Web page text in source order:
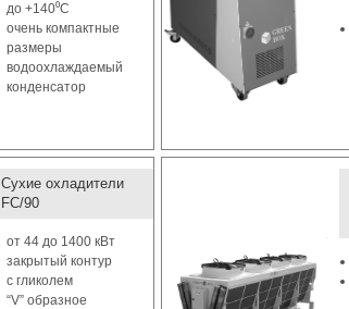
до +140⁰С
очень компактные
размеры
водоохлаждаемый
конденсатор
Сухие охладители
FC/90
от 44 до 1400 кВт
закрытый контур
с гликолем
“V” образное